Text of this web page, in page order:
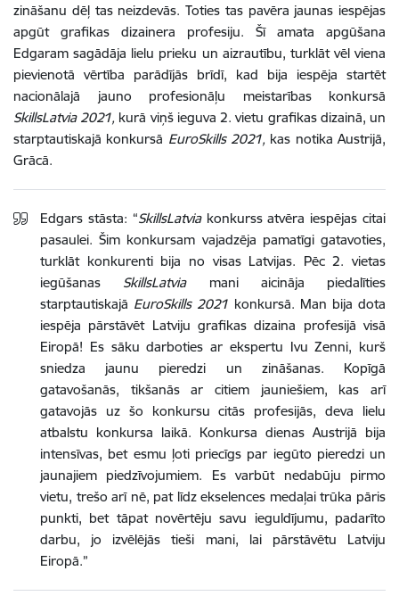
zināšanu dēļ tas neizdevās. Toties tas pavēra jaunas iespējas
apgūt grafikas dizainera profesiju. Šī amata apgūšana
Edgaram sagādāja lielu prieku un aizrautību, turklāt vēl viena
pievienotā vērtība parādījās brīdī, kad bija iespēja startēt
nacionālajā jauno profesionāļu meistarības konkursā
SkillsLatvia 2021, kurā viņš ieguva 2. vietu grafikas dizainā, un
starptautiskajā konkursā EuroSkills 2021, kas notika Austrijā,
Grācā.
Edgars stāsta: “SkillsLatviakonkurss atvēra iespējas citai
pasaulei. Šim konkursam vajadzēja pamatīgi gatavoties,
turklāt konkurenti bija no visas Latvijas. Pēc 2. vietas
iegūšanas SkillsLatviamani aicināja piedalīties
starptautiskajā EuroSkills 2021 konkursā. Man bija dota
iespēja pārstāvēt Latviju grafikas dizaina profesijā visā
Eiropā! Es sāku darboties ar ekspertu Ivu Zenni, kurš
sniedza jaunu pieredzi un zināšanas. Kopīgā
gatavošanās, tikšanās ar citiem jauniešiem, kas arī
gatavojās uz šo konkursu citās profesijās, deva lielu
atbalstu konkursa laikā. Konkursa dienas Austrijā bija
intensīvas, bet esmu ļoti priecīgs par iegūto pieredzi un
jaunajiem piedzīvojumiem. Es varbūt nedabūju pirmo
vietu, trešo arī nē, pat līdz ekselences medaļai trūka pāris
punkti, bet tāpat novērtēju savu ieguldījumu, padarīto
darbu, jo izvēlējās tieši mani, lai pārstāvētu Latviju
Eiropā.”